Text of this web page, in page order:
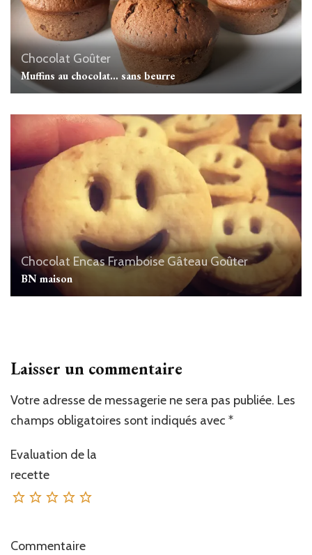
Chocolat Goûter
Muffins au chocolat… sans beurre
Chocolat EncasFramboise GâteauGoûter
BN maison
Laisser un commentaire
Votre adresse de messagerie ne sera pas publiée. Les
champs obligatoires sont indiqués avec *
Evaluation de la
recette
Commentaire